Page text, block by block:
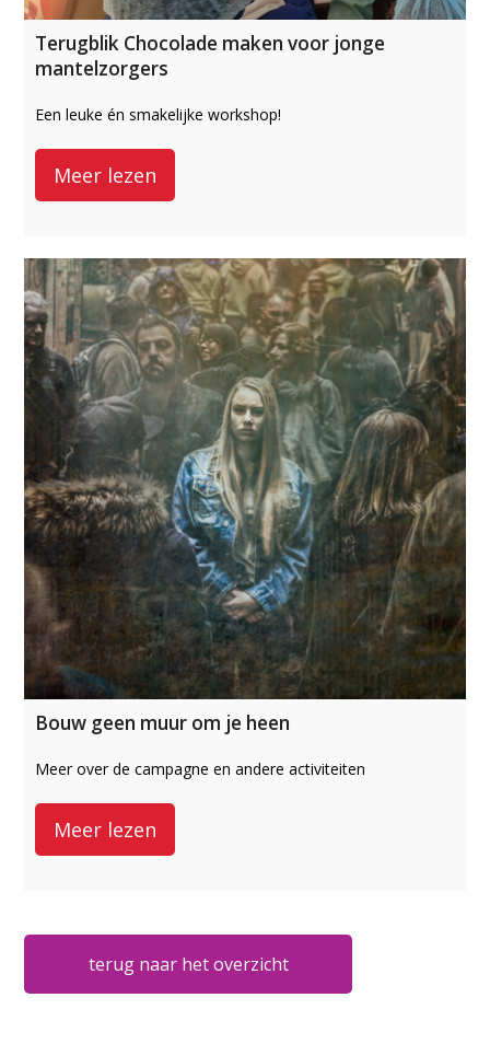
Terugblik Chocolade maken voor jonge
mantelzorgers
Een leuke én smakelijke workshop!
Meer lezen
Bouw geen muur om je heen
Meer over de campagne en andere activiteiten
Meer lezen
terug naar het overzicht